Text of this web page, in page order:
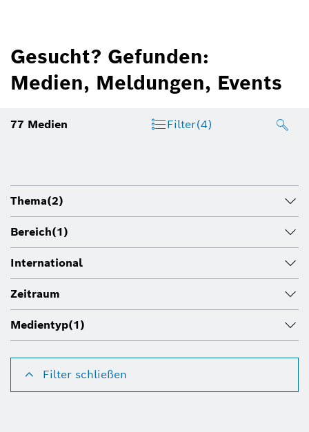
Gesucht? Gefunden:
Medien, Meldungen, Events
77 Medien Filter(4)
Thema(2)
Bereich(1)
International
Zeitraum
Medientyp(1)
Filter schließen